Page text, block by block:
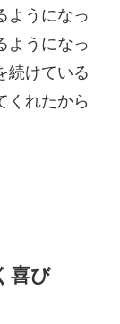
ようになっ
ようになっ
続けている
くれたから
喜び